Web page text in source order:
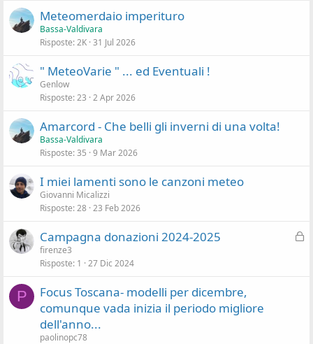
Meteomerdaio imperituro
Bassa-Valdivara
Risposte 2K 31 Jul 2026
" MeteoVarie " ... ed Eventuali !
Genlow
Risposte 23 2 Apr 2026
Amarcord - Che belli gli inverni di una volta!
Bassa-Valdivara
Risposte 35 9 Mar 2026
I miei lamenti sono le canzoni meteo
Giovanni Micalizzi
Risposte 28 23 Feb 2026
C
Campagna donazioni 2024-2025
firenze3
Risposte 1 27 Dic 2024
P
Focus Toscana- modelli per dicembre,
comunque vada inizia il periodo migliore
dell'anno...
paolinopc78